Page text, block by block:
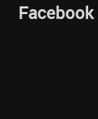
Facebook